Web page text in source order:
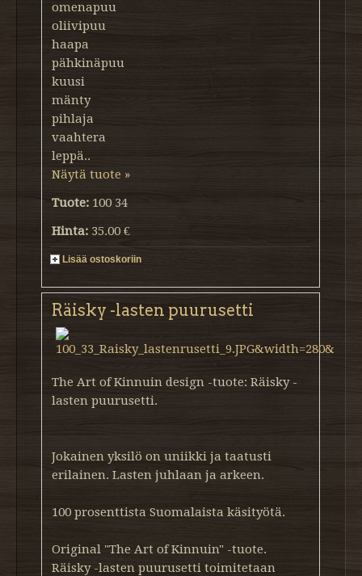
omenapuu
oliivipuu
haapa
pähkinäpuu
kuusi
mänty
pihlaja
vaahtera
leppä..
Näytä tuote »
Tuote: 100 34
Hinta: 35.00 €
Lisää ostoskoriin
Räisky -lasten puurusetti
The Art of Kinnuin design -tuote: Räisky -
lasten puurusetti.
Jokainen yksilö on uniikki ja taatusti
erilainen. Lasten juhlaan ja arkeen.
100 prosenttista Suomalaista käsityötä.
Original "The Art of Kinnuin" -tuote.
Räisky -lasten puurusetti toimitetaan